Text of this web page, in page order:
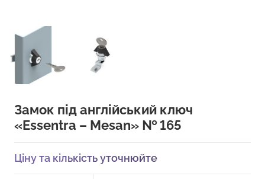
Замок під англійський ключ
«Essentra – Mesan» № 165
Ціну та кількість уточнюйте